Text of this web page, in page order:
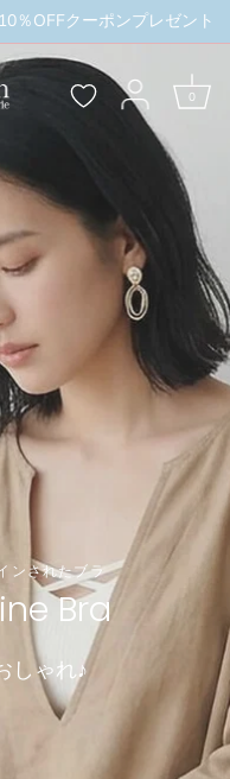
／まとめ買いキャン
％OFFクーポンプレゼント
0
ンされたブラ
Bra
しゃれ♪